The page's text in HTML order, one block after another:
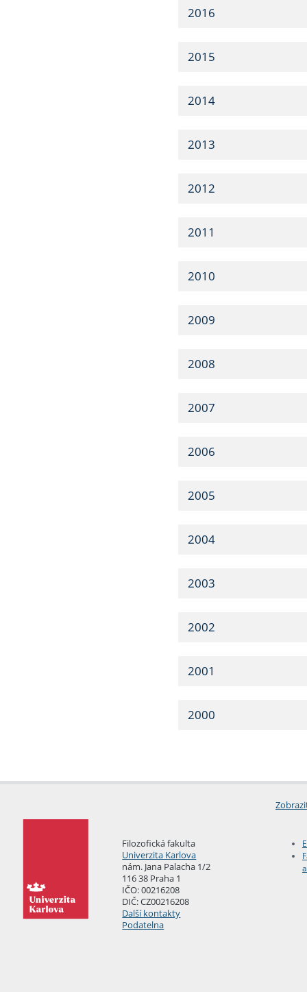
2016
2015
2014
2013
2012
2011
2010
2009
2008
2007
2006
2005
2004
2003
2002
2001
2000
Filozofická fakulta
Univerzita Karlova
nám. Jana Palacha 1/2
116 38 Praha 1
IČO: 00216208
DIČ: CZ00216208
Další kontakty
Podatelna